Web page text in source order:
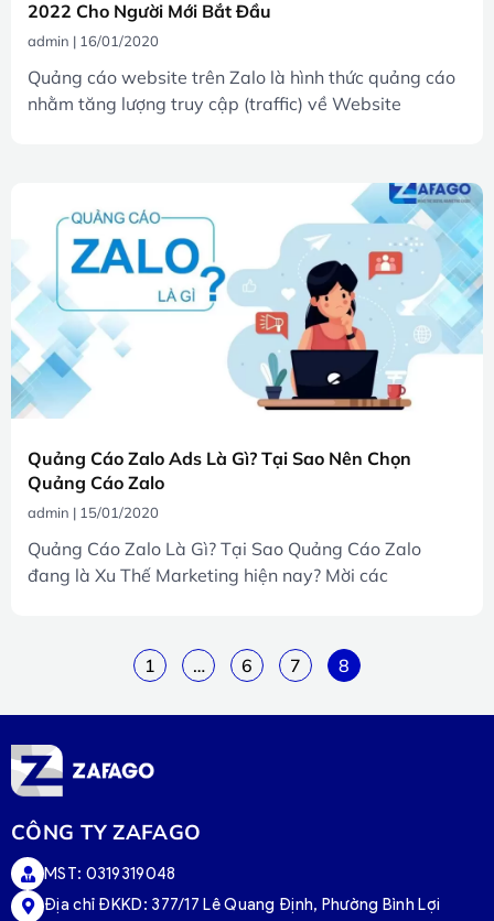
2022 Cho Người Mới Bắt Đầu
admin 16/01/2020
Quảng cáo website trên Zalo là hình thức quảng cáo
nhằm tăng lượng truy cập (traffic) về Website
Quảng Cáo Zalo Ads Là Gì? Tại Sao Nên Chọn
Quảng Cáo Zalo
admin 15/01/2020
Quảng Cáo Zalo Là Gì? Tại Sao Quảng Cáo Zalo
đang là Xu Thế Marketing hiện nay? Mời các
1 … 6 7 8
CÔNG TY ZAFAGO
MST: 0319319048
Địa chỉ ĐKKD: 377/17 Lê Quang Định, Phường Bình Lợi